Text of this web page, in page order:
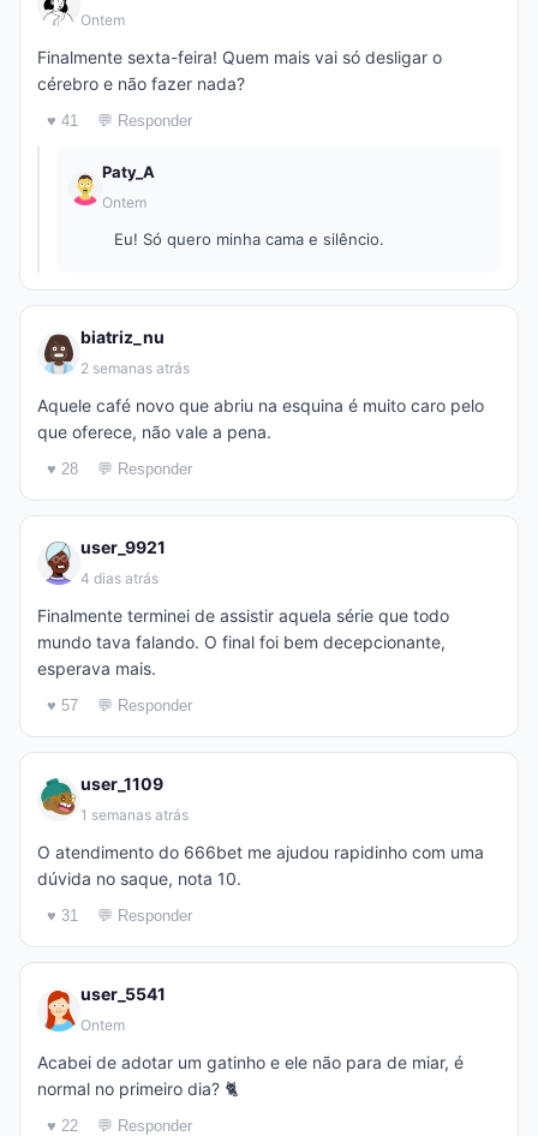
Ontem
Finalmente sexta-feira! Quem mais vai só desligar o
cérebro e não fazer nada?
♥ 41 💬 Responder
Paty_A
Ontem
Eu! Só quero minha cama e silêncio.
biatriz_nu
2 semanas atrás
Aquele café novo que abriu na esquina é muito caro pelo
que oferece, não vale a pena.
♥ 28 💬 Responder
user_9921
4 dias atrás
Finalmente terminei de assistir aquela série que todo
mundo tava falando. O final foi bem decepcionante,
esperava mais.
♥ 57 💬 Responder
user_1109
1 semanas atrás
O atendimento do 666bet me ajudou rapidinho com uma
dúvida no saque, nota 10.
♥ 31 💬 Responder
user_5541
Ontem
Acabei de adotar um gatinho e ele não para de miar, é
normal no primeiro dia? 🐈
♥ 22 💬 Responder